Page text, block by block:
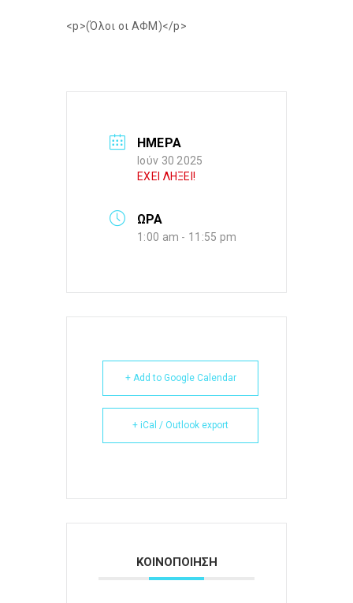
<p>(Όλοι οι ΑΦΜ)</p>
ΗΜΕΡΑ
Ιούν 30 2025
ΕΧΕΙ ΛΗΞΕΙ!
ΩΡΑ
1:00 am - 11:55 pm
+ Add to Google Calendar
+ iCal / Outlook export
ΚΟΙΝΟΠΟΙΗΣΗ